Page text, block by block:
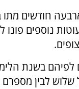
חודשים מתו
רוממה בירושלים. 53 פעוטות נוספים
לפיהם בשנת
שלוש לבין